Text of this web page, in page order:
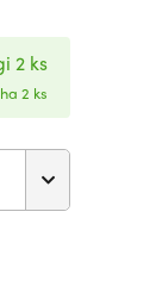
2 ks
2 ks